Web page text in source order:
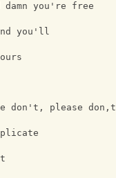
damn you're free
you'll
don't, please don,t